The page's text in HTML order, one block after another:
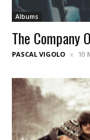
Albums
The Company
PASCAL VIGOLO 10